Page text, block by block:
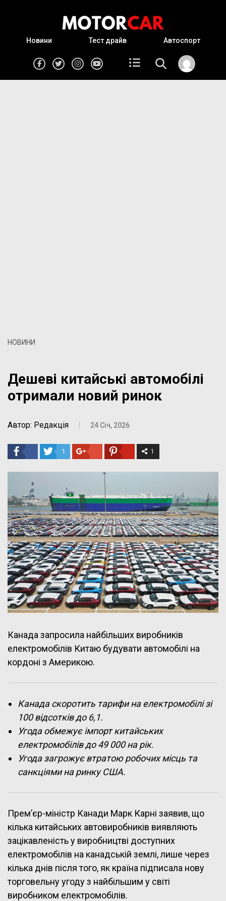
Новини Тест драйв Автоспорт
НОВИНИ
Дешеві китайські автомобілі
отримали новий ринок
Автор: Редакція | 24 Січ, 2026
1 1
Канада запросила найбільших виробників
електромобілів Китаю будувати автомобілі на
кордоні з Америкою.
Канада скоротить тарифи на електромобілі зі
100 відсотків до 6,1.
Угода обмежує імпорт китайських
електромобілів до 49 000 на рік.
Угода загрожує втратою робочих місць та
санкціями на ринку США.
Прем’єр-міністр Канади Марк Карні заявив, що
кілька китайських автовиробників виявляють
зацікавленість у виробництві доступних
електромобілів на канадській землі, лише через
кілька днів після того, як країна підписала нову
торговельну угоду з найбільшим у світі
виробником електромобілів.